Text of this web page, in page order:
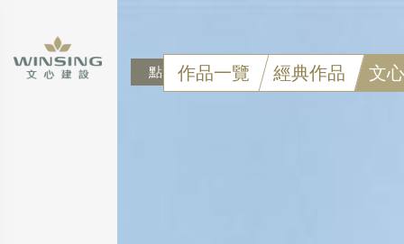
點擊可看大圖
作品一覽 經典作品 文